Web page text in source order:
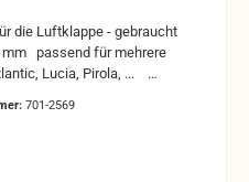
Lucia, Pirola, ...
701-2569